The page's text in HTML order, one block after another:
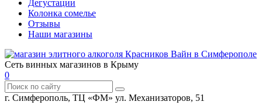
Дегустации
Колонка сомелье
Отзывы
Наши магазины
Сеть винных магазинов в Крыму
0
г. Симферополь, ТЦ «ФМ» ул. Механизаторов, 51